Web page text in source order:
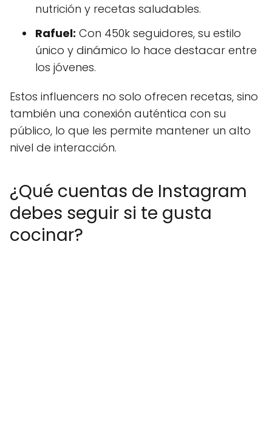
nutrición y recetas saludables.
Rafuel: Con 450k seguidores, su estilo
único y dinámico lo hace destacar entre
los jóvenes.
Estos influencers no solo ofrecen recetas, sino
también una conexión auténtica con su
público, lo que les permite mantener un alto
nivel de interacción.
¿Qué cuentas de Instagram
debes seguir si te gusta
cocinar?